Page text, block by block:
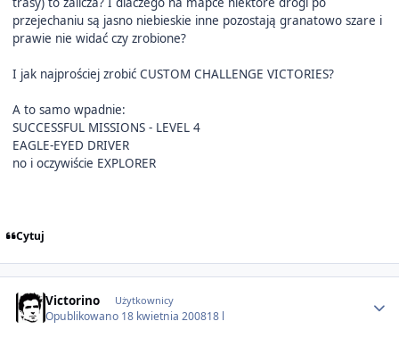
przejechaniu są jasno niebieskie inne pozostają granatowo szare i
prawie nie widać czy zrobione?
I jak najprościej zrobić CUSTOM CHALLENGE VICTORIES?
A to samo wpadnie:
SUCCESSFUL MISSIONS - LEVEL 4
EAGLE-EYED DRIVER
no i oczywiście EXPLORER
Cytuj
Victorino Użytkownicy
Opublikowano 18 kwietnia 200818 l